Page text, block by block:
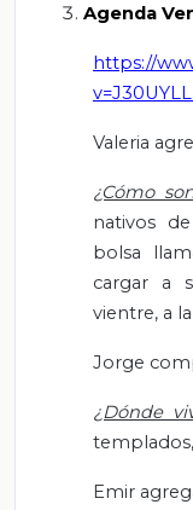
Agenda
https://
Valeria
¿Cómo
nativos
bolsa
cargar a
vientre, a
Jorge
¿Dónde
Emir